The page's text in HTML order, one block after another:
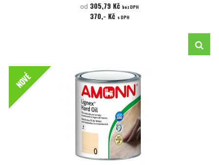
od 305,79 Kč bez DPH
370,- Kč s DPH
NOVÉ